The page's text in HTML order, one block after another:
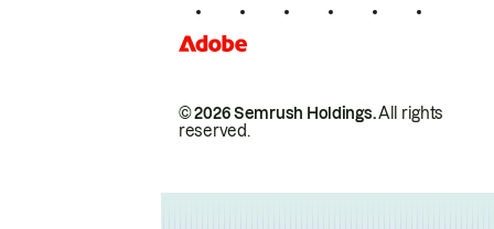
© 2026 Semrush Holdings.All rights
reserved.